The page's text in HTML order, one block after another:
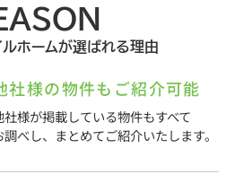
ルホームが選ばれる理由
社様の物件もご紹介可能
社様が掲載している物件もすべて
調べし、まとめてご紹介いたします。